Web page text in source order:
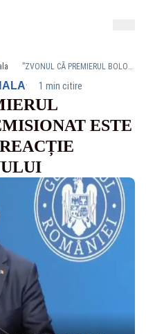
”ZVONUL CĂ PREMIERUL BOLOJAN AR FI DEMISIONAT ESTE FAKE ABSOLUT” – REACȚIE RAPIDĂ A GUVERNULUI
· 1 min citire
ESTE